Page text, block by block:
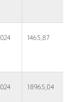
1465,87
18965,04